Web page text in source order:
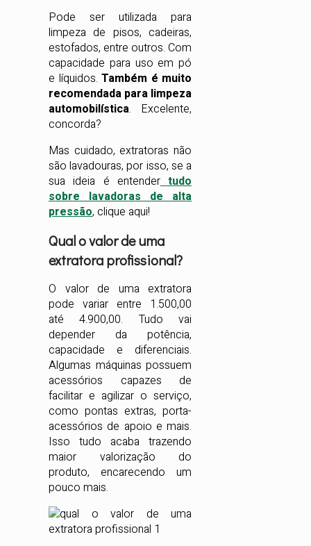
Pode ser utilizada para
limpeza de pisos, cadeiras,
estofados, entre outros. Com
capacidade para uso em pó
e líquidos. Também é muito
recomendada para limpeza
automobilística. Excelente,
concorda?
Mas cuidado, extratoras não
são lavadouras, por isso, se a
sua ideia é entendertudo
sobre lavadoras de alta
pressão, clique aqui!
Qual o valor de uma
extratora profissional?
O valor de uma extratora
pode variar entre 1.500,00
até 4.900,00. Tudo vai
depender da potência,
capacidade e diferenciais.
Algumas máquinas possuem
acessórios capazes de
facilitar e agilizar o serviço,
como pontas extras, porta-
acessórios de apoio e mais.
Isso tudo acaba trazendo
maior valorização do
produto, encarecendo um
pouco mais.